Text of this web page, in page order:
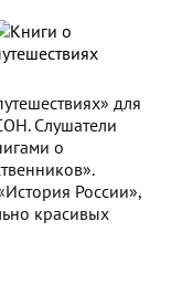
для
Слушатели
о
России»,
красивых